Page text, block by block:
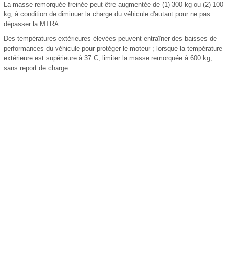
La masse remorquée freinée peut-être augmentée de (1) 300 kg ou (2) 100
kg, à condition de diminuer la charge du véhicule d'autant pour ne pas
dépasser la MTRA.
Des températures extérieures élevées peuvent entraîner des baisses de
performances du véhicule pour protéger le moteur ; lorsque la température
extérieure est supérieure à 37 C, limiter la masse remorquée à 600 kg,
sans report de charge.